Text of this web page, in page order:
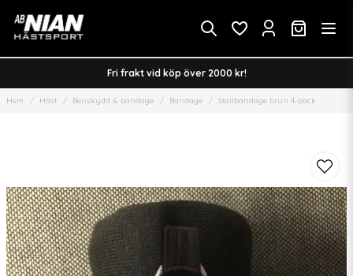
Fri frakt vid köp över 2000 kr!
Hem Häst Benskydd & bandage Bandage Stallbandage brun 4-pack